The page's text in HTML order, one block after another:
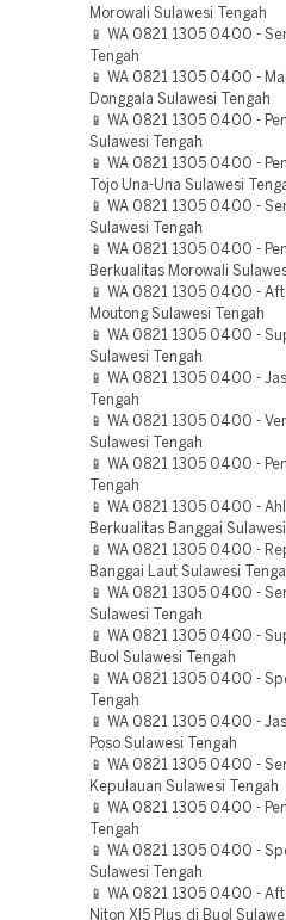
Morowali Sulawesi Tengah
📱 WA 0821 1305 0400 -
Tengah
📱 WA 0821 1305 0400 -
Donggala Sulawesi Tengah
📱 WA 0821 1305 0400 -
Sulawesi Tengah
📱 WA 0821 1305 0400 -
Tojo Una-Una Sulawesi
📱 WA 0821 1305 0400 -
Sulawesi Tengah
📱 WA 0821 1305 0400 -
Berkualitas Morowali
📱 WA 0821 1305 0400 -
Moutong Sulawesi Tengah
📱 WA 0821 1305 0400 -
Sulawesi Tengah
📱 WA 0821 1305 0400 -
Tengah
📱 WA 0821 1305 0400 -
Sulawesi Tengah
📱 WA 0821 1305 0400 -
Tengah
📱 WA 0821 1305 0400 -
Berkualitas Banggai
📱 WA 0821 1305 0400 -
Banggai Laut Sulawesi
📱 WA 0821 1305 0400 -
Sulawesi Tengah
📱 WA 0821 1305 0400 -
Buol Sulawesi Tengah
📱 WA 0821 1305 0400 -
Tengah
📱 WA 0821 1305 0400 -
Poso Sulawesi Tengah
📱 WA 0821 1305 0400 -
Kepulauan Sulawesi Tengah
📱 WA 0821 1305 0400 -
Tengah
📱 WA 0821 1305 0400 -
Sulawesi Tengah
📱 WA 0821 1305 0400 -
Niton Xl5 Plus di Buol